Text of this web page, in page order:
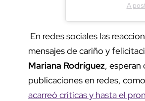
A
En redes sociales las
mensajes de cariño y
Mariana Rodríguez, esperan
publicaciones en redes,
acarreó críticas y hasta el